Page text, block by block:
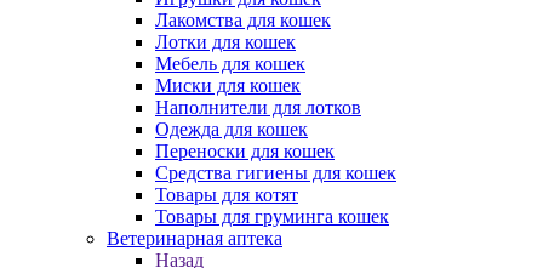
Лакомства для кошек
Лотки для кошек
Мебель для кошек
Миски для кошек
Наполнители для лотков
Одежда для кошек
Переноски для кошек
Средства гигиены для кошек
Товары для котят
Товары для груминга кошек
Ветеринарная аптека
Назад